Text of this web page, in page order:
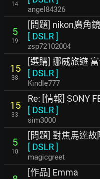
14
angel84326
5
19
[問題] nikon廣角
[ DSLR]
zsp72102004
15
38
[選購] 挪威旅遊
[ DSLR]
Kindle777
15
33
Re: [情報] SONY
[ DSLR]
sim3000
5
10
[問題] 對焦馬達
[ DSLR]
magicgreet
[作品] Emma